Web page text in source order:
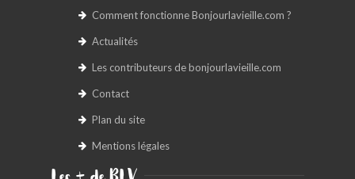
Comment fonctionne Bonjourlavieille.com ?
Actualités
Les contributeurs de bonjourlavieille.com
Contact
Plan du site
Mentions légales